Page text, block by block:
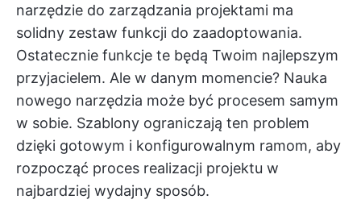
narzędzie do zarządzania projektami ma
solidny zestaw funkcji do zaadoptowania.
Ostatecznie funkcje te będą Twoim najlepszym
przyjacielem. Ale w danym momencie? Nauka
nowego narzędzia może być procesem samym
w sobie. Szablony ograniczają ten problem
dzięki gotowym i konfigurowalnym ramom, aby
rozpocząć proces realizacji projektu w
najbardziej wydajny sposób.